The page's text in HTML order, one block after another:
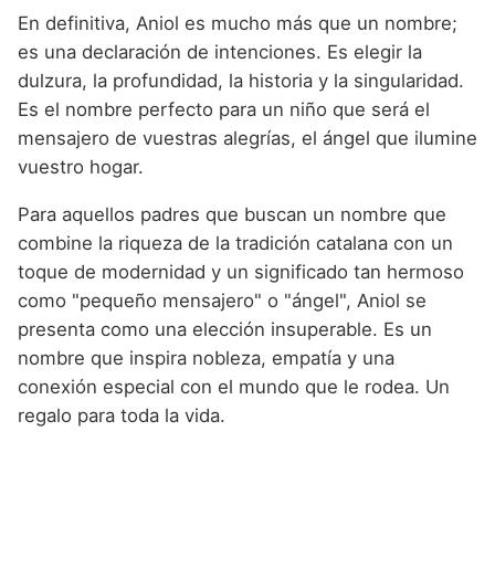
En definitiva, Aniol es mucho más que un nombre;
es una declaración de intenciones. Es elegir la
dulzura, la profundidad, la historia y la singularidad.
Es el nombre perfecto para un niño que será el
mensajero de vuestras alegrías, el ángel que ilumine
vuestro hogar.
Para aquellos padres que buscan un nombre que
combine la riqueza de la tradición catalana con un
toque de modernidad y un significado tan hermoso
como "pequeño mensajero" o "ángel", Aniol se
presenta como una elección insuperable. Es un
nombre que inspira nobleza, empatía y una
conexión especial con el mundo que le rodea. Un
regalo para toda la vida.